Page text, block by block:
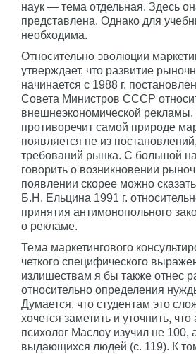
наук — тема отдельная. Здесь
представлена. Однако для
необходима.
Относительно эволюции
утверждает, что развитие
начинается с 1988 г.
Совета Министров СССР
внешнеэкономической рекламы.
противоречит самой природе
появляется не из
требований рынка. С большой
говорить о возникновении
появлении скорее можно
Б.Н. Ельцина 1991 г.
принятия антимонопольного
о рекламе.
Тема маркетингового
четкого специфического
излишествам я бы также отнес
относительно определения
Думается, что студентам это
хочется заметить и уточнить,
психолог Маслоу изучил не 100,
выдающихся людей (с. 119). К